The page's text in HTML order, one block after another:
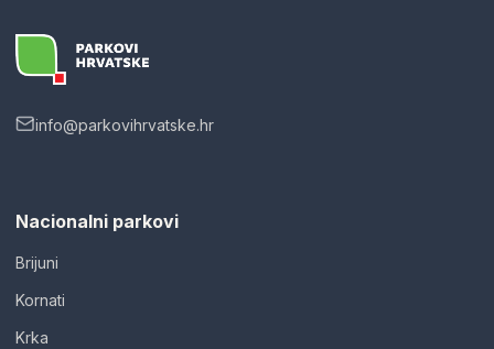
info@parkovihrvatske.hr
Nacionalni parkovi
Brijuni
Kornati
Krka